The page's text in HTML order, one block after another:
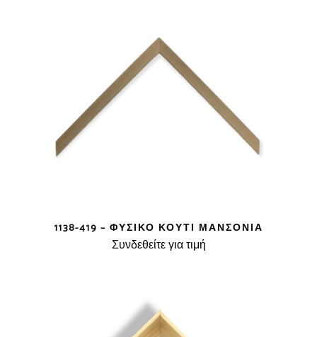
1138-419 – ΦΥΣΙΚΌ ΚΟΥΤΊ ΜΑΝΣΌΝΙΑ
Συνδεθείτε για τιμή